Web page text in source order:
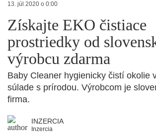
13. júl 2020 o 0:00
Získajte EKO čistiace
prostriedky od
výrobcu zdarma
Baby Cleaner hygienicky čistí okolie
súlade s prírodou. Výrobcom je
firma.
INZERCIA
Inzercia